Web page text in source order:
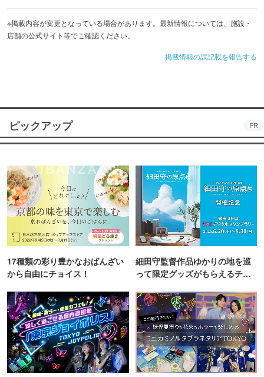
※掲載内容が変更となっている場合があります。最新情報については、施設・
店舗の公式サイト等でご確認ください。
掲載情報の誤記載を報告する
ピックアップ PR
17種類の彩り豊かなおばんざい
から自由にチョイス！
細田守監督作品ゆかりの地を巡
って限定グッズがもらえるチャ